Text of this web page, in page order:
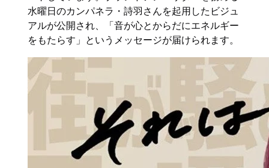
水曜日のカンパネラ・詩羽さんを起用したビジュ
アルが公開され、「音が心とからだにエネルギー
をもたらす」というメッセージが届けられます。